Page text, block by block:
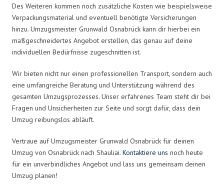
Des Weiteren kommen noch zusätzliche Kosten wie beispielsweise
Verpackungsmaterial und eventuell benötigte Versicherungen
hinzu. Umzugsmeister Grunwald Osnabrück kann dir hierbei ein
maßgeschneidertes Angebot erstellen, das genau auf deine
individuellen Bedürfnisse zugeschnitten ist.
Wir bieten nicht nur einen professionellen Transport, sondern auch
eine umfangreiche Beratung und Unterstützung während des
gesamten Umzugsprozesses. Unser erfahrenes Team steht dir bei
Fragen und Unsicherheiten zur Seite und sorgt dafür, dass dein
Umzug reibungslos abläuft.
Vertraue auf Umzugsmeister Grunwald Osnabrück für deinen
Umzug von Osnabrück nach Shauliai. Kontaktiere uns noch heute
für ein unverbindliches Angebot und lass uns gemeinsam deinen
Umzug planen!